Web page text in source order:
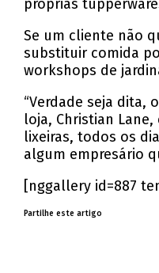
próprias
Se um cliente não
substituir comida
workshops de
“Verdade seja dita,
loja, Christian
lixeiras, todos os
algum empresário
[nggallery id=887
Partilhe este artigo